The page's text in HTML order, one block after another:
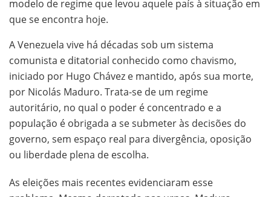
modelo de regime que levou aquele país à situação em
que se encontra hoje.
A Venezuela vive há décadas sob um sistema
comunista e ditatorial conhecido como chavismo,
iniciado por Hugo Chávez e mantido, após sua morte,
por Nicolás Maduro. Trata-se de um regime
autoritário, no qual o poder é concentrado e a
população é obrigada a se submeter às decisões do
governo, sem espaço real para divergência, oposição
ou liberdade plena de escolha.
As eleições mais recentes evidenciaram esse